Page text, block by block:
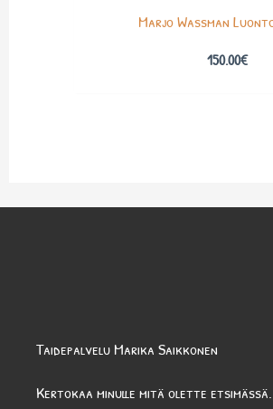
Marjo Wassman
150.00€
Taidepalvelu Marika Saikkonen
Kertokaa minulle mitä olette etsimässä.